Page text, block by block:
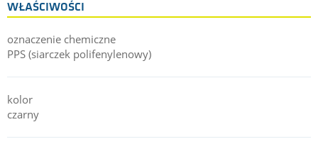
WŁAŚCIWOŚCI
oznaczenie chemiczne
PPS (siarczek polifenylenowy)
kolor
czarny